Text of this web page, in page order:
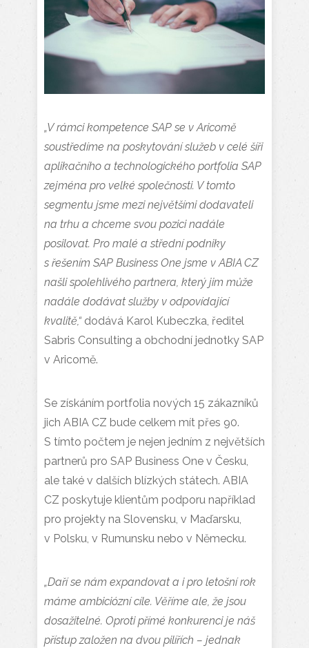
„V rámci kompetence SAP se v Aricomě
soustředíme na poskytování služeb v celé šíři
aplikačního a technologického portfolia SAP
zejména pro velké společnosti. V tomto
segmentu jsme mezi největšími dodavateli
na trhu a chceme svou pozici nadále
posilovat. Pro malé a střední podniky
s řešením SAP Business One jsme v ABIA CZ
našli spolehlivého partnera, který jim může
nadále dodávat služby v odpovídající
kvalitě,“ dodává Karol Kubeczka, ředitel
Sabris Consulting a obchodní jednotky SAP
v Aricomě.
Se získáním portfolia nových 15 zákazníků
jich ABIA CZ bude celkem mít přes 90.
S tímto počtem je nejen jedním z největších
partnerů pro SAP Business One v Česku,
ale také v dalších blízkých státech. ABIA
CZ poskytuje klientům podporu například
pro projekty na Slovensku, v Maďarsku,
v Polsku, v Rumunsku nebo v Německu.
„Daří se nám expandovat a i pro letošní rok
máme ambiciózní cíle. Věříme ale, že jsou
dosažitelné. Oproti přímé konkurenci je náš
přístup založen na dvou pilířích – jednak